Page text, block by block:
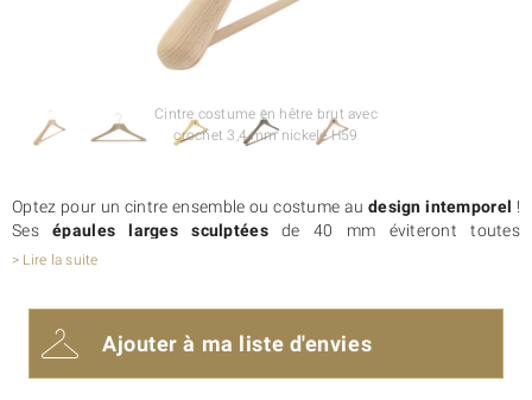
Optez pour un cintre ensemble ou costume au design intemporel !
Sesépaules larges sculptéesde 40 mm éviteront toutes
déformations de vos vêtements. Nous fabriquons ce
sur la barre pour un bon maintien de vos pantalons.
Vous souhaitez un cintre à votre image ?
> Lire la suite
Ajouter à ma liste d'envies
Cintre costume en hêtre brut avec
crochet 3,4 mm nickelé H59